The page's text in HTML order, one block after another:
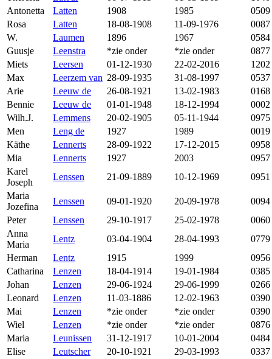
Antonetta
Latten 1908 1985
0509
Rosa
Latten 18-08-1908 11-09-1976
0087
W.
Laumen 1896 1967
0584
Guusje
Leenstra *zie onder *zie onder
0877
Miets
Leersen 01-12-1930 22-02-2016
1202
Max
Leerzem van 28-09-1935 31-08-1997
0537
Arie
Leeuw de 26-08-1921 13-02-1983
0168
Bennie
Leeuw de 01-01-1948 18-12-1994
0002
Wilh.J.
Lemmens 20-02-1905 05-11-1944
0975
Men
Leng de 1927 1989
0019
Käthe
Lennerts 28-09-1922 17-12-2015
0958
Mia
Lennerts 1927 2003
0957
Karel
Joseph
Lenssen 21-09-1889 10-12-1969
0951
Maria
Jozefina
Lenssen 09-01-1920 20-09-1978
0094
Peter
Lenssen 29-10-1917 25-02-1978
0060
Anna
Maria
Lentz 03-04-1904 28-04-1993
0779
Herman
Lentz 1915 1999
0956
Catharina
Lenzen 18-04-1914 19-01-1984
0385
Johan
Lenzen 29-06-1924 29-06-1999
0266
Leonard
Lenzen 11-03-1886 12-02-1963
0390
Mai
Lenzen *zie onder *zie onder
0390
Wiel
Lenzen *zie onder *zie onder
0876
Maria
Leunissen 31-12-1917 10-01-2004
0484
Elise
Leutscher 20-10-1921 29-03-1993
0337